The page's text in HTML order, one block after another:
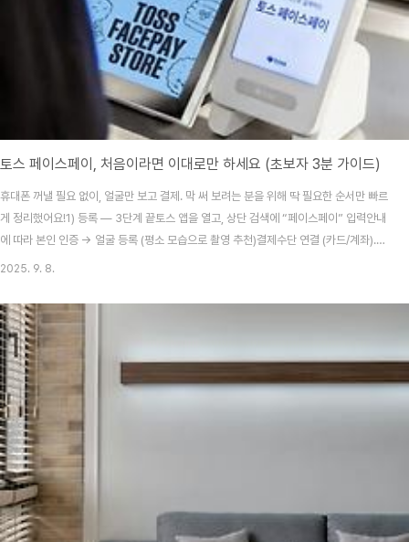
토스 페이스페이, 처음이라면 이대로만 하세요 (초보자 3분 가이드)
휴대폰 꺼낼 필요 없이, 얼굴만 보고 결제. 막 써 보려는 분을 위해 딱 필요한 순서만 빠르
게 정리했어요!1) 등록 — 3단계 끝토스 앱을 열고, 상단 검색에 “페이스페이” 입력안내
에 따라 본인 인증 → 얼굴 등록 (평소 모습으로 촬영 추천)결제수단 연결 (카드/계좌).
기존 혜택·실적은 그대로TIP : 안경/모자를 자주 쓰면, 평소 모습 기준으로 등록해 인식
커/단말 안내)카메라 앞 정면 30~50cm 거리로 서기화면이 뜨면 1초 내 인증 → 연결
된 수단으로 자동 결제대기열이 길 땐 결제는 빨라도 줄이 오래일 수 있어요. 피크 시간
엔 넉넉히!3) 환불/취소 — ‘취소 QR’ 기억해두기오결제했나요? 토스 앱 결제 내역 →..
2025. 9. 8.